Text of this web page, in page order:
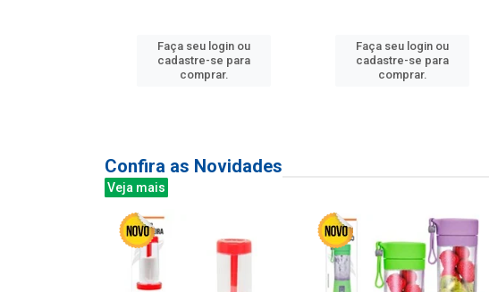
Faça seu login ou
cadastre-se para
comprar.
Faça seu login ou
cadastre-se para
comprar.
Confira as Novidades
Veja mais